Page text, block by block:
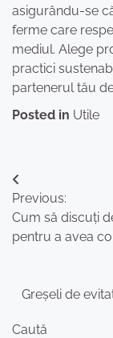
asigurându-se
ferme care
mediul. Alege
practici
partenerul tău
Posted in Utile
Navigare
în
articole
Previous:
Cum să discuți
pentru a avea
Greșeli de
Caută